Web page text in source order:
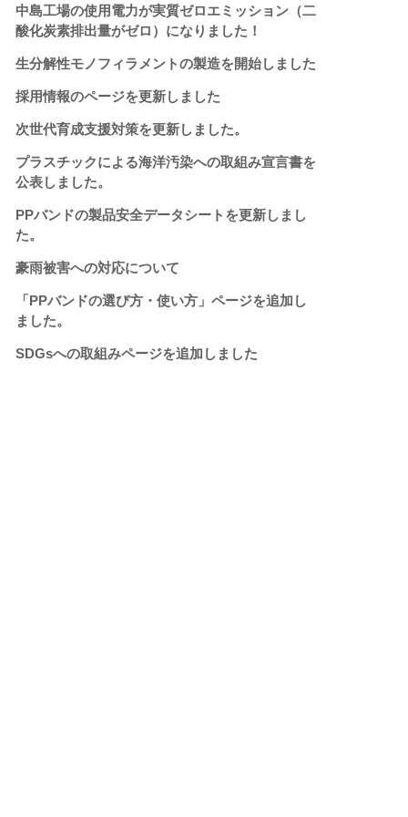
中島工場の使用電力が実質ゼロエミッション（二
酸化炭素排出量がゼロ）になりました！
生分解性モノフィラメントの製造を開始しました
採用情報のページを更新しました
次世代育成支援対策を更新しました。
プラスチックによる海洋汚染への取組み宣言書を
公表しました。
PPバンドの製品安全データシートを更新しまし
た。
豪雨被害への対応について
「PPバンドの選び方・使い方」ページを追加し
ました。
SDGsへの取組みページを追加しました